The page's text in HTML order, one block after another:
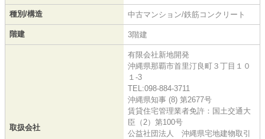
種別/構造 中古マンション/鉄筋コンクリート
階建 3階建
取扱会社
有限会社新地開発
沖縄県那覇市首里汀良町３丁目１０
１-3
TEL:098-884-3711
沖縄県知事 (8) 第2677号
賃貸住宅管理業者免許：国土交通大
臣（2）第100号
公益社団法人 沖縄県宅地建物取引